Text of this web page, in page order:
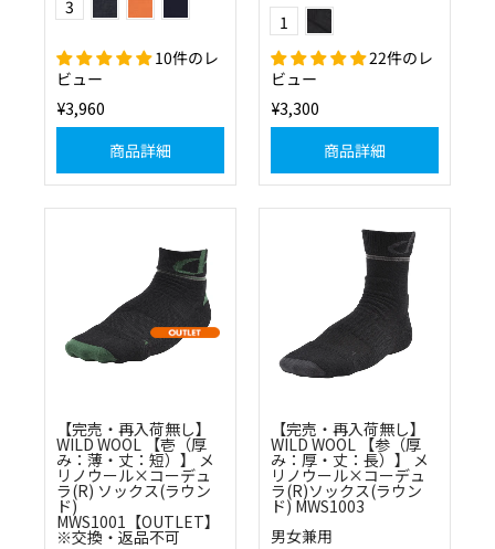
3
10件のレ
ビュー
¥3,960
商品詳細
Color
1
22件のレ
ビュー
¥3,300
商品詳細
【完売・再入荷無し】
WILD WOOL 【壱（厚
み：薄・丈：短）】 メ
リノウール×コーデュ
ラ(R) ソックス(ラウン
ド)
MWS1001【OUTLET】
※交換・返品不可
【完売・再入荷無し】
WILD WOOL 【参（厚
み：厚・丈：長）】 メ
リノウール×コーデュ
ラ(R)ソックス(ラウン
ド) MWS1003
男女兼用